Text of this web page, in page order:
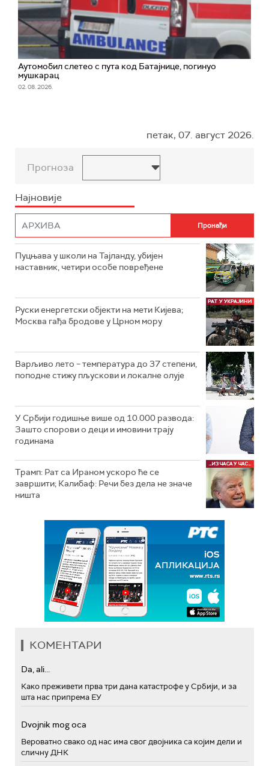
Аутомобил слетео с пута код Батајнице, погинуо
мушкарац
02. 08. 2026.
петак, 07. август 2026.
Прогноза
Најновије
Пуцњава у школи на Тајланду, убијен
наставник, четири особе повређене
Руски енергетски објекти на мети Кијева;
Москва гађа бродове у Црном мору
Варљиво лето – температура до 37 степени,
поподне стижу пљускови и локалне олује
У Србији годишње више од 10.000 развода:
Зашто спорови о деци и имовини трају
годинама
Трамп: Рат са Ираном ускоро ће се
завршити; Калибаф: Речи без дела не значе
ништа
КОМЕНТАРИ
Da, ali...
Како преживети прва три дана катастрофе у Србији, и за
шта нас припрема ЕУ
Dvojnik mog oca
Вероватно свако од нас има свог двојника са којим дели и
сличну ДНК